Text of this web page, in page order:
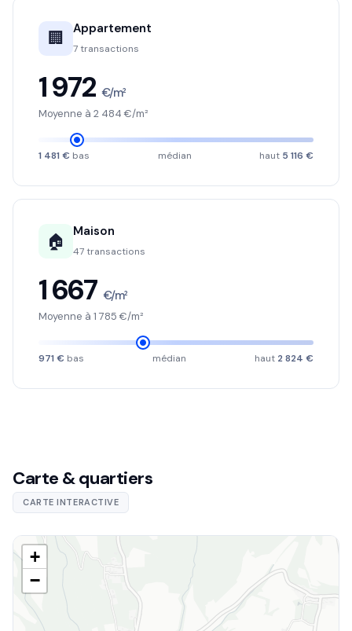
🏢 Appartement
7 transactions
1 972 €/m²
Moyenne à 2 484 €/m²
1 481 € bas médian haut 5 116 €
🏠 Maison
47 transactions
1 667 €/m²
Moyenne à 1 785 €/m²
971 € bas médian haut 2 824 €
Carte & quartiers
CARTE INTERACTIVE
+
−